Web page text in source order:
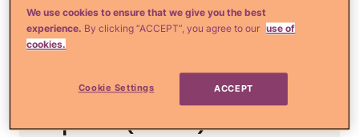
Tips de Moda y Belleza
6 Maneras creativas de
guardar y organizar tus
zapatos (FOTOS)
We use cookies to ensure that we give you the best
experience. By clicking “ACCEPT”, you agree to our use of
cookies.
Cookie Settings ACCEPT